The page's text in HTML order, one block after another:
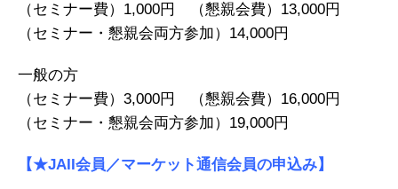
（セミナー費）1,000円 （懇親会費）13,000円
（セミナー・懇親会両方参加）14,000円
一般の方
（セミナー費）3,000円 （懇親会費）16,000円
（セミナー・懇親会両方参加）19,000円
【★JAII会員／マーケット通信会員の申込み】